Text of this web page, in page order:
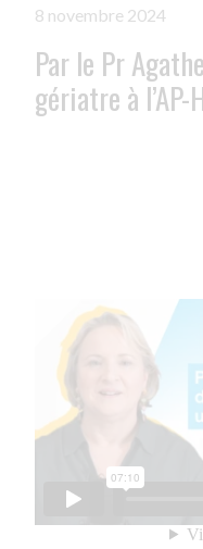
8 novembre 2024
Par le Pr
gériatre à l’AP-